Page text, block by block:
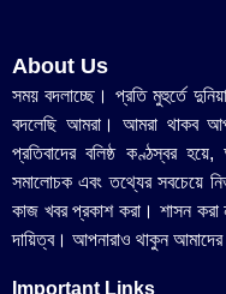
About Us
সময় বদলাচ্ছে। প্রতি মুহুর্তে
বদলেছি আমরা। আমরা থাকব
প্রতিবাদের বলিষ্ঠ কণ্ঠস্বর
সমালোচক এবং তথ্যের সবচেয়ে
কাজ খবর প্রকাশ করা। শাসন
দায়িত্ব। আপনারাও থাকুন